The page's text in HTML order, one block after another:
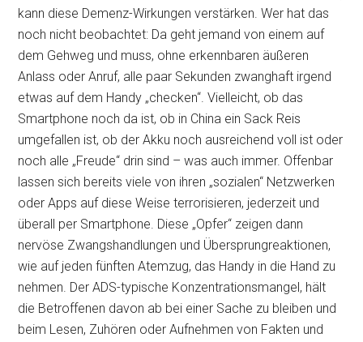
kann diese Demenz-Wirkungen verstärken. Wer hat das
noch nicht beobachtet: Da geht jemand von einem auf
dem Gehweg und muss, ohne erkennbaren äußeren
Anlass oder Anruf, alle paar Sekunden zwanghaft irgend
etwas auf dem Handy „checken“. Vielleicht, ob das
Smartphone noch da ist, ob in China ein Sack Reis
umgefallen ist, ob der Akku noch ausreichend voll ist oder
noch alle „Freude“ drin sind – was auch immer. Offenbar
lassen sich bereits viele von ihren „sozialen“ Netzwerken
oder Apps auf diese Weise terrorisieren, jederzeit und
überall per Smartphone. Diese „Opfer“ zeigen dann
nervöse Zwangshandlungen und Übersprungreaktionen,
wie auf jeden fünften Atemzug, das Handy in die Hand zu
nehmen. Der ADS-typische Konzentrationsmangel, hält
die Betroffenen davon ab bei einer Sache zu bleiben und
beim Lesen, Zuhören oder Aufnehmen von Fakten und